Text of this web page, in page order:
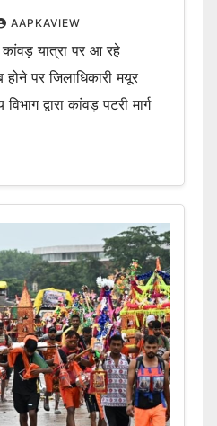
AAPKAVIEW
कांवड़ यात्रा पर आ रहे
पर जिलाधिकारी मयूर
द्वारा कांवड़ पटरी मार्ग